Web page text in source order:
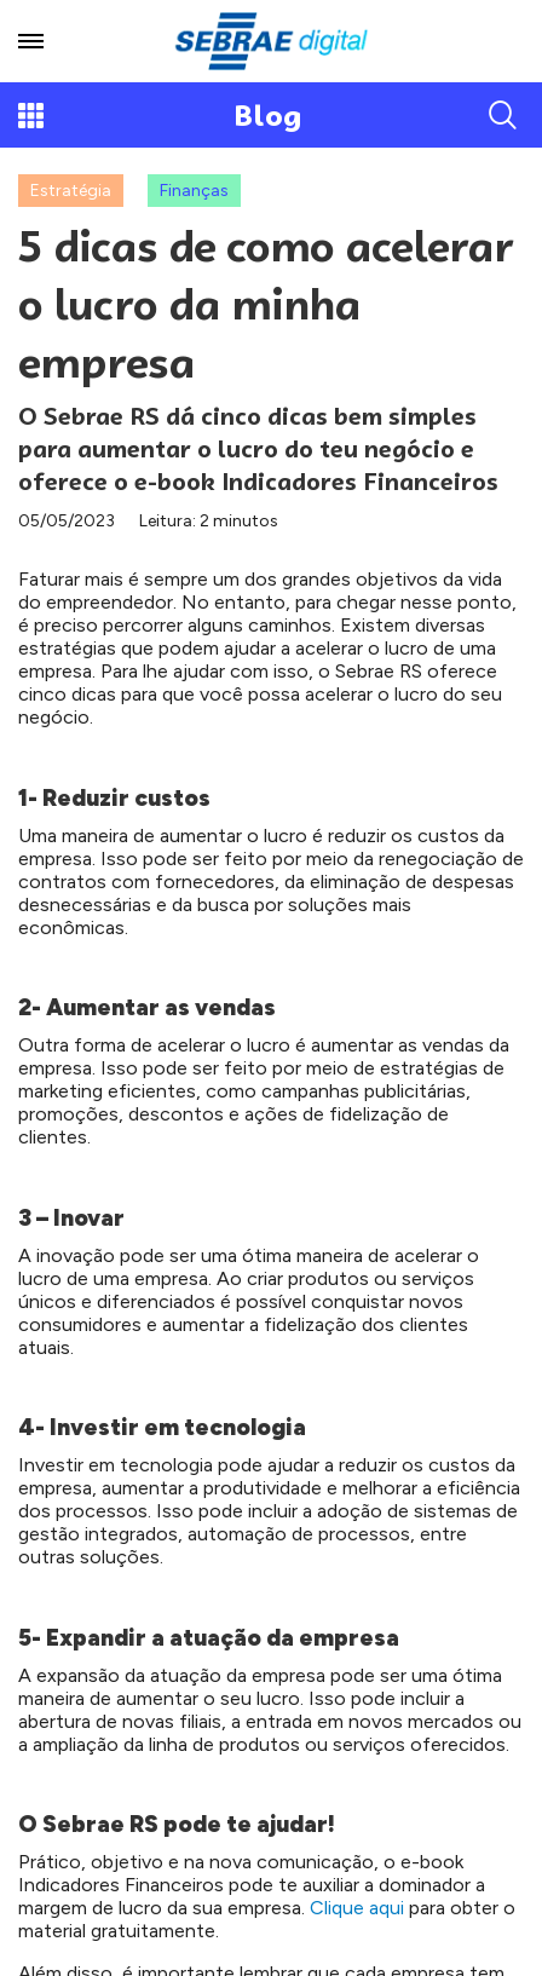
Blog
Estratégia Finanças
5 dicas de como acelerar
o lucro da minha
empresa
O Sebrae RS dá cinco dicas bem simples
para aumentar o lucro do teu negócio e
oferece o e-book Indicadores Financeiros
05/05/2023 Leitura: 2 minutos
Faturar mais é sempre um dos grandes objetivos da vida
do empreendedor. No entanto, para chegar nesse ponto,
é preciso percorrer alguns caminhos. Existem diversas
estratégias que podem ajudar a acelerar o lucro de uma
empresa. Para lhe ajudar com isso, o Sebrae RS oferece
cinco dicas para que você possa acelerar o lucro do seu
negócio.
1- Reduzir custos
Uma maneira de aumentar o lucro é reduzir os custos da
empresa. Isso pode ser feito por meio da renegociação de
contratos com fornecedores, da eliminação de despesas
desnecessárias e da busca por soluções mais
econômicas.
2- Aumentar as vendas
Outra forma de acelerar o lucro é aumentar as vendas da
empresa. Isso pode ser feito por meio de estratégias de
marketing eficientes, como campanhas publicitárias,
promoções, descontos e ações de fidelização de
clientes.
3 – Inovar
A inovação pode ser uma ótima maneira de acelerar o
lucro de uma empresa. Ao criar produtos ou serviços
únicos e diferenciados é possível conquistar novos
consumidores e aumentar a fidelização dos clientes
atuais.
4- Investir em tecnologia
Investir em tecnologia pode ajudar a reduzir os custos da
empresa, aumentar a produtividade e melhorar a eficiência
dos processos. Isso pode incluir a adoção de sistemas de
gestão integrados, automação de processos, entre
outras soluções.
5- Expandir a atuação da empresa
A expansão da atuação da empresa pode ser uma ótima
maneira de aumentar o seu lucro. Isso pode incluir a
abertura de novas filiais, a entrada em novos mercados ou
a ampliação da linha de produtos ou serviços oferecidos.
O Sebrae RS pode te ajudar!
Prático, objetivo e na nova comunicação, o e-book
Indicadores Financeiros pode te auxiliar a dominador a
margem de lucro da sua empresa. Clique aqui para obter o
material gratuitamente.